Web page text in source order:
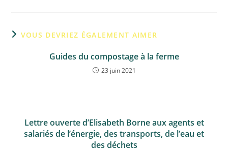
VOUS DEVRIEZ ÉGALEMENT AIMER
Guides du compostage à la ferme
23 juin 2021
Lettre ouverte d’Elisabeth Borne aux agents et
salariés de l’énergie, des transports, de l’eau et
des déchets